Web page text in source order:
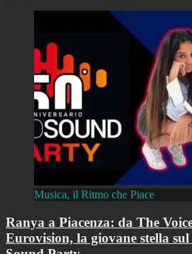
Musica, il Ritmo che Piace
Ranya a Piacenza: da The
Eurovision, la giovane stella